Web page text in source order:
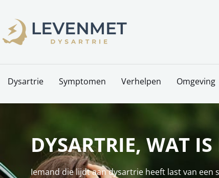
content
Dysartrie Symptomen Verhelpen Omgeving
DYSARTRIE, WAT IS
Iemand die lijdt aan dysartrie heeft last van